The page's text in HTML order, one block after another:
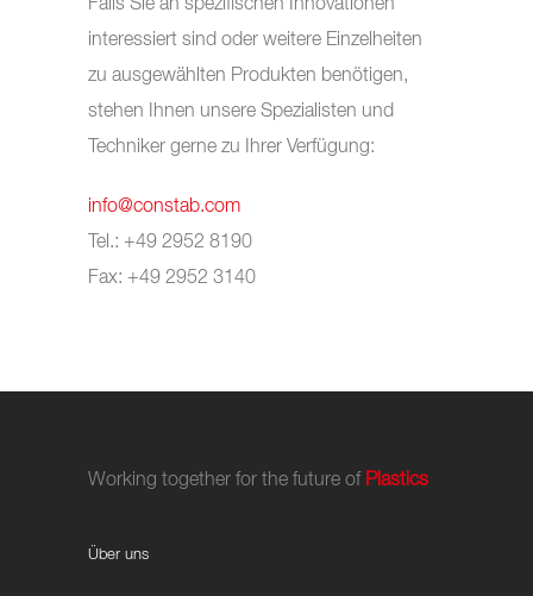
Falls Sie an spezifischen Innovationen
interessiert sind oder weitere Einzelheiten
zu ausgewählten Produkten benötigen,
stehen Ihnen unsere Spezialisten und
Techniker gerne zu Ihrer Verfügung:
info@constab.com
Tel.: +49 2952 8190
Fax: +49 2952 3140
Working together for the future of Plastics
Über uns